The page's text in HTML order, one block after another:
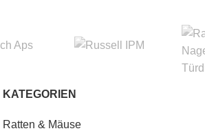
KATEGORIEN
Ratten & Mäuse